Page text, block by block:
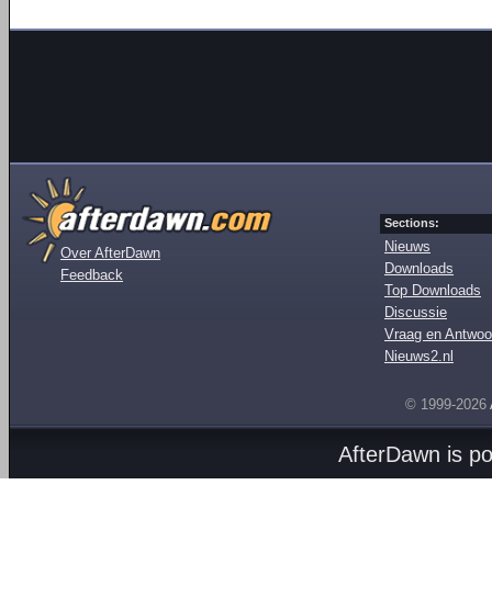
Over AfterDawn
Feedback
Sections:
Nieuws
Downloads
Top Downloads
Discussie
Vraag en
Nieuws2.nl
© 1999-2026
AfterDawn is